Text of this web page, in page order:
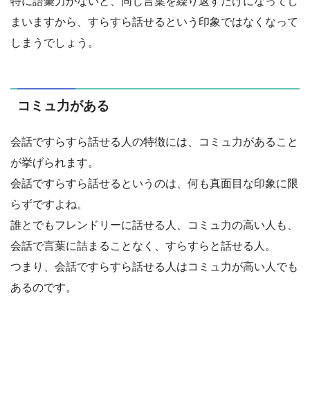
まいますから、すらすら話せるという印象ではなくなって
しまうでしょう。
コミュ力がある
会話ですらすら話せる人の特徴には、コミュ力があること
が挙げられます。
会話ですらすら話せるというのは、何も真面目な印象に限
らずですよね。
誰とでもフレンドリーに話せる人、コミュ力の高い人も、
会話で言葉に詰まることなく、すらすらと話せる人。
つまり、会話ですらすら話せる人はコミュ力が高い人でも
あるのです。